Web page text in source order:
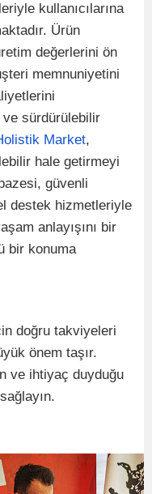
kullanıcılarına
Ürün
değerlerini ön
memnuniyetini
sürdürülebilir
Market,
hale getirmeyi
güvenli
destek hizmetleriyle
anlayışını bir
bir konuma
doğru takviyeleri
önem taşır.
ve ihtiyaç duyduğu